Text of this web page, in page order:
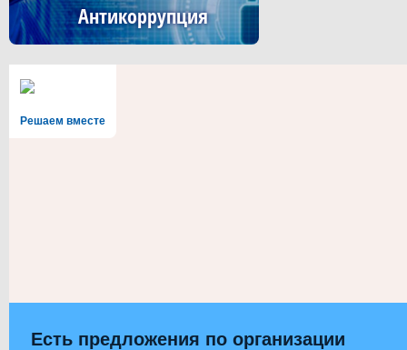
Антикоррупция
Решаем вместе
Есть предложения по организации